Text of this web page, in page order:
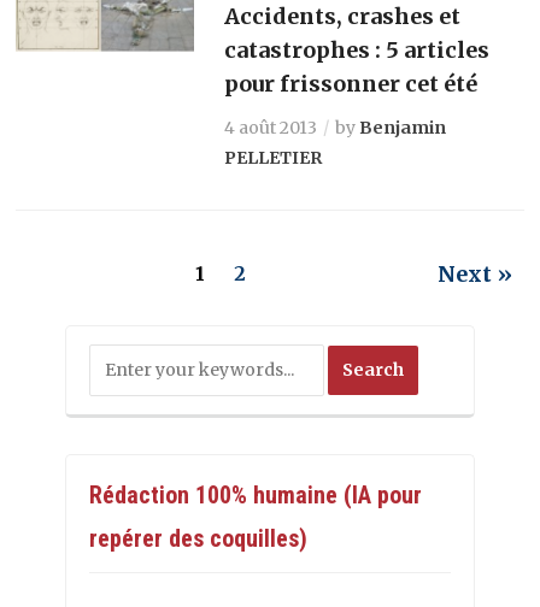
Accidents, crashes et
catastrophes : 5 articles
pour frissonner cet été
4 août 2013 by Benjamin
PELLETIER
1 2 Next »
Rédaction 100% humaine (IA pour
repérer des coquilles)